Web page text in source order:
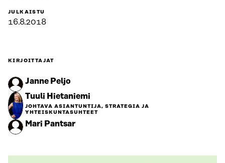
JULKAISTU
16.8.2018
KIRJOITTAJAT
Janne Peljo
Tuuli Hietaniemi
JOHTAVA ASIANTUNTIJA, STRATEGIA JA
YHTEISKUNTASUHTEET
Mari Pantsar